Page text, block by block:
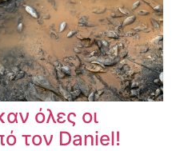
όλες οι
τον Daniel!